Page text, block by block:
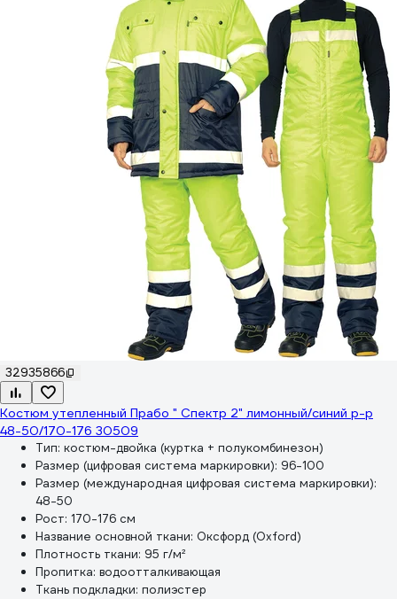
32935866
Костюм утепленный Прабо " Спектр 2" лимонный/синий р-р
48-50/170-176 30509
Тип: костюм-двойка (куртка + полукомбинезон)
Размер (цифровая система маркировки): 96-100
Размер (международная цифровая система маркировки):
48-50
Рост: 170-176 см
Название основной ткани: Оксфорд (Oxford)
Плотность ткани: 95 г/м²
Пропитка: водоотталкивающая
Ткань подкладки: полиэстер